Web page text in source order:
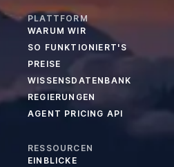
PLATTFORM
WARUM WIR
SO FUNKTIONIERT'S
PREISE
WISSENSDATENBANK
REGIERUNGEN
AGENT PRICING API
RESSOURCEN
EINBLICKE